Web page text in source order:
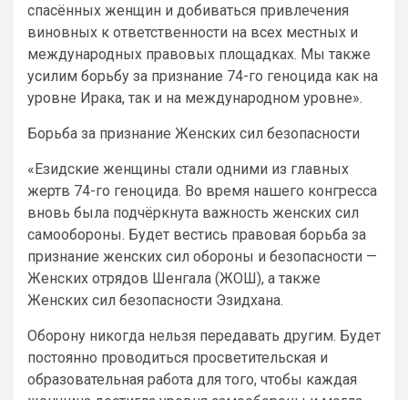
спасённых женщин и добиваться привлечения
виновных к ответственности на всех местных и
международных правовых площадках. Мы также
усилим борьбу за признание 74-го геноцида как на
уровне Ирака, так и на международном уровне».
Борьба за признание Женских сил безопасности
«Езидские женщины стали одними из главных
жертв 74-го геноцида. Во время нашего конгресса
вновь была подчёркнута важность женских сил
самообороны. Будет вестись правовая борьба за
признание женских сил обороны и безопасности —
Женских отрядов Шенгала (ЖОШ), а также
Женских сил безопасности Эзидхана.
Оборону никогда нельзя передавать другим. Будет
постоянно проводиться просветительская и
образовательная работа для того, чтобы каждая